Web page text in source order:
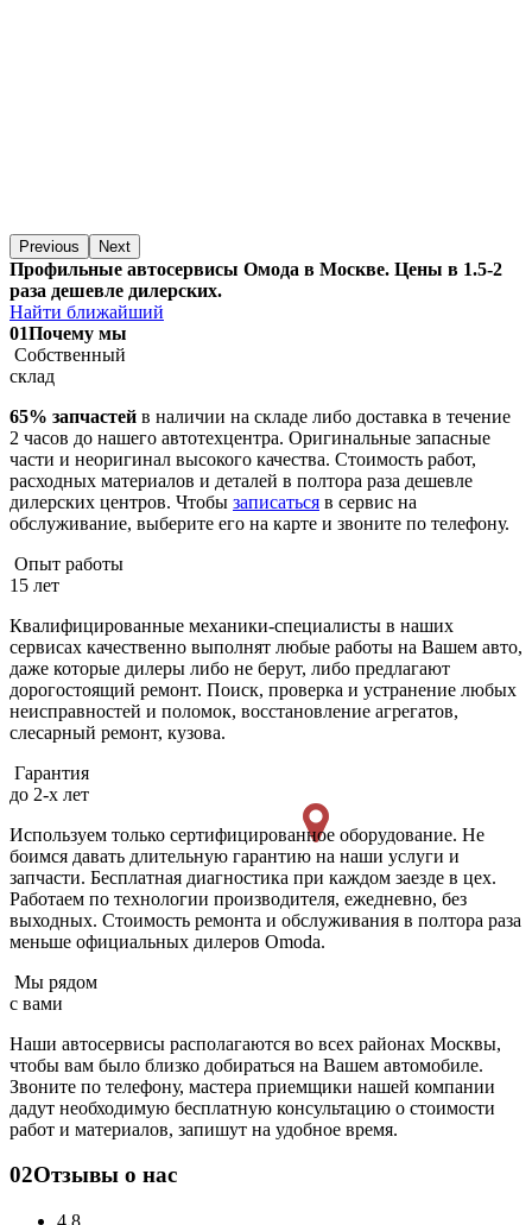
Previous Next
Профильные автосервисы Омода в Москве. Цены в 1.5-2
раза дешевле дилерских.
Найти ближайший
01Почему мы
Собственный
склад
65% запчастей в наличии на складе либо доставка в течение
2 часов до нашего автотехцентра. Оригинальные запасные
части и неоригинал высокого качества. Стоимость работ,
расходных материалов и деталей в полтора раза дешевле
дилерских центров. Чтобы записаться в сервис на
обслуживание, выберите его на карте и звоните по телефону.
Опыт работы
15 лет
Квалифицированные механики-специалисты в наших
сервисах качественно выполнят любые работы на Вашем авто,
даже которые дилеры либо не берут, либо предлагают
дорогостоящий ремонт. Поиск, проверка и устранение любых
неисправностей и поломок, восстановление агрегатов,
слесарный ремонт, кузова.
Гарантия
до 2-х лет
Используем только сертифицированное оборудование. Не
боимся давать длительную гарантию на наши услуги и
запчасти. Бесплатная диагностика при каждом заезде в цех.
Работаем по технологии производителя, ежедневно, без
выходных. Cтоимость ремонта и обслуживания в полтора раза
меньше официальных дилеров Omoda.
Мы рядом
с вами
Наши автосервисы располагаются во всех районах Москвы,
чтобы вам было близко добираться на Вашем автомобиле.
Звоните по телефону, мастера приемщики нашей компании
дадут необходимую бесплатную консультацию о стоимости
работ и материалов, запишут на удобное время.
02Отзывы о нас
4.8